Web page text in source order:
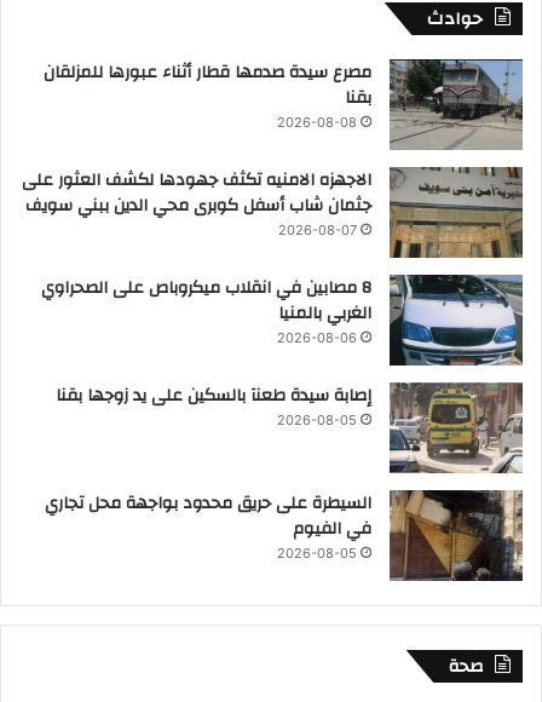
حوادث
مصرع سيدة صدمها قطار أثناء عبورها للمزلقان
بقنا
2026-08-08
الاجهزه الامنيه تكثف جهودها لكشف العثور على
جثمان شاب أسفل كوبرى محي الدين ببني سويف
2026-08-07
8 مصابين في انقلاب ميكروباص على الصحراوي
الغربي بالمنيا
2026-08-06
إصابة سيدة طعنآ بالسكين على يد زوجها بقنا
2026-08-05
السيطرة على حريق محدود بواجهة محل تجاري
في الفيوم
2026-08-05
صحة